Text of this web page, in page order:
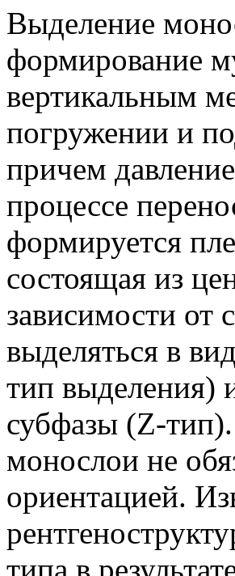
Выделение
формирование
вертикальным
погружении и
причем
процессе
формируется
состоящая из
зависимости от
выделяться в
тип выделения)
субфазы (Z-
монослои не
ориентацией.